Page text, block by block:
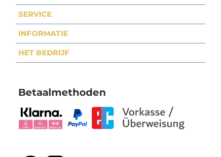
SERVICE
INFORMATIE
HET BEDRIJF
Betaalmethoden